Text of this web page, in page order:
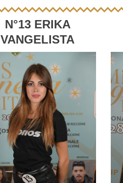
N°13 ERIKA
VANGELISTA